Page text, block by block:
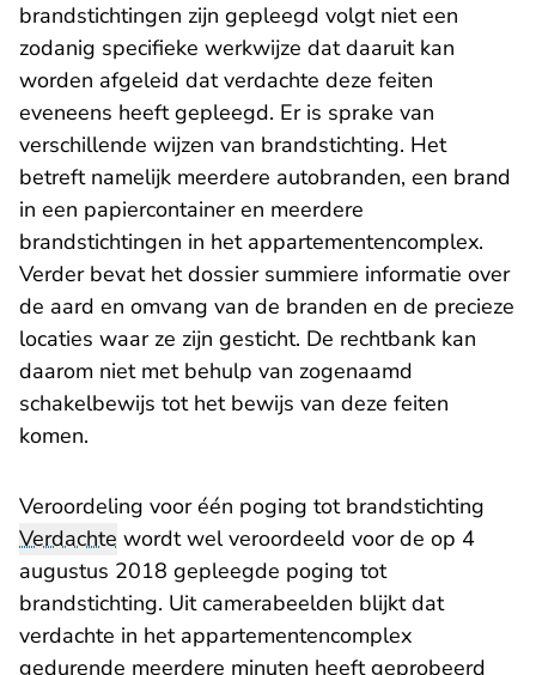
brandstichtingen zijn gepleegd volgt niet een
zodanig specifieke werkwijze dat daaruit kan
worden afgeleid dat verdachte deze feiten
eveneens heeft gepleegd. Er is sprake van
verschillende wijzen van brandstichting. Het
betreft namelijk meerdere autobranden, een brand
in een papiercontainer en meerdere
brandstichtingen in het appartementencomplex.
Verder bevat het dossier summiere informatie over
de aard en omvang van de branden en de precieze
locaties waar ze zijn gesticht. De rechtbank kan
daarom niet met behulp van zogenaamd
schakelbewijs tot het bewijs van deze feiten
komen.
Veroordeling voor één poging tot brandstichting
Verdachte wordt wel veroordeeld voor de op 4
augustus 2018 gepleegde poging tot
brandstichting. Uit camerabeelden blijkt dat
verdachte in het appartementencomplex
gedurende meerdere minuten heeft geprobeerd